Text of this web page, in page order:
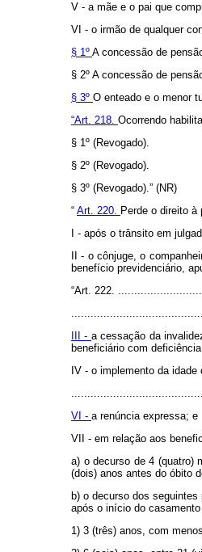
V - a mãe e o pai que
VI - o irmão de qualquer
§ 1º A concessão de
§ 2º A concessão de
§ 3º O enteado e o menor
“Art. 218. Ocorrendo
§ 1º (Revogado).
§ 2º (Revogado).
§ 3º (Revogado).” (NR)
“ Art. 220. Perde o direito à
I - após o trânsito em
II - o cônjuge, o
benefício previdenciário,
“Art. 222.
III - a cessação da
beneficiário com
IV - o implemento da
VI - a renúncia expressa; e
VII - em relação aos
a) o decurso de 4 (quatro)
(dois) anos antes do óbito
b) o decurso dos
após o início do
1) 3 (três) anos, com